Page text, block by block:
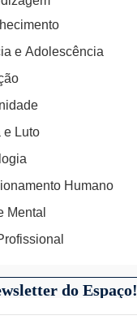
e Adolescência
e Luto
Humano
Mental
do Espaço!